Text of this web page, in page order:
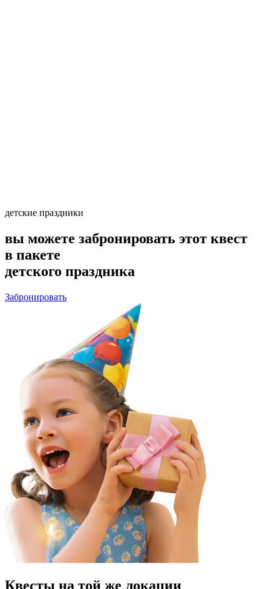
детские праздники
вы можете забронировать этот квест
в пакете
детского праздника
Забронировать
Квесты на той же локации